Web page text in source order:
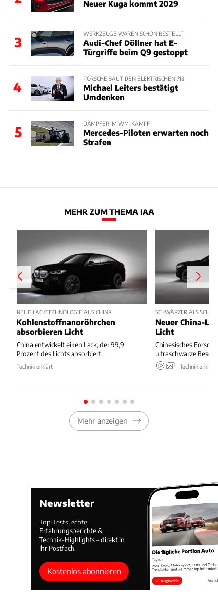
Neuer Kuga kommt 2029
3
WERKZEUGE WAREN SCHON BESTELLT
Audi-Chef Döllner hat E-
Türgriffe beim Q9 gestoppt
4
PORSCHE BAUT DEN ELEKTRISCHEN 718
Michael Leiters bestätigt
Umdenken
5
DÄMPFER IM WM-KAMPF
Mercedes-Piloten erwarten noch
Strafen
MEHR ZUM THEMA IAA
NEUE LACKTECHNOLOGIE AUS CHINA
Kohlenstoffnanoröhrchen
absorbieren Licht
China entwickelt einen Lack, der 99,9
Prozent des Lichts absorbiert.
Technik erklärt
SCHWÄRZER ALS
Neuer China-
Licht
Chinesisches
ultraschwarze
Technik erklärt
Mehr anzeigen
Newsletter
Top-Tests, echte
Erfahrungsberichte &
Technik-Highlights – direkt in
Ihr Postfach.
Kostenlos abonnieren